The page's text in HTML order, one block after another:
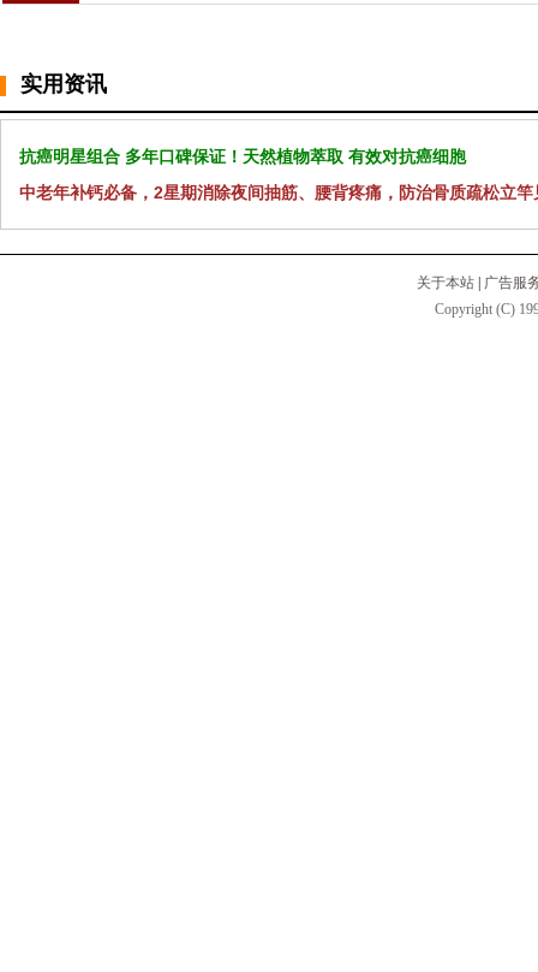
实用资讯
抗癌明星组合 多年口碑保证！天然植物萃取 有效对抗癌细胞
中老年补钙必备，2星期消除夜间抽筋、腰背疼痛，防治骨质疏松立竿
关于本站
广告服
Copyright (C)